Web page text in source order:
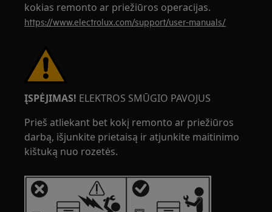
kokias remonto ar priežiūros operacijas.
https://www.electrolux.com/support/user-manuals/
ĮSPĖJIMAS! ELEKTROS SMŪGIO PAVOJUS
Prieš atliekant bet kokį remonto ar priežiūros
darbą, išjunkite prietaisą ir atjunkite maitinimo
kištuką nuo rozetės.